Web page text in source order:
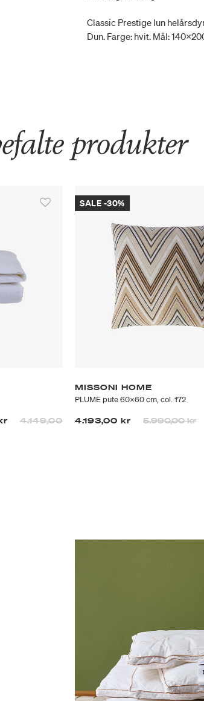
Classic Prestige lun
Dun. Farge: hvit. Mål:
produkter
4.149,00
SALE -30%
MISSONI HOME
PLUME pute 60x60 cm, col. 172
4.193,00 kr Prisen er
5.990,00 krtil